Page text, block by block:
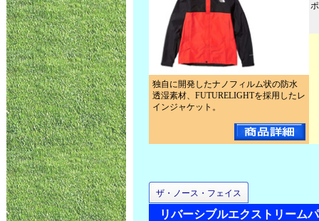
独自に開発したナノフィルム状の防水
透湿素材、FUTURELIGHTを採用したレ
インジャケット。
ザ・ノース・フェイス
リバーシブルエクストリーム